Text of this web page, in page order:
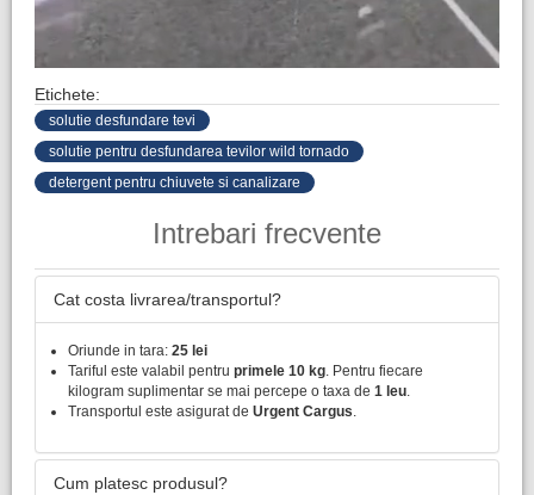
Etichete:
solutie desfundare tevi
solutie pentru desfundarea tevilor wild tornado
detergent pentru chiuvete si canalizare
Intrebari frecvente
Cat costa livrarea/transportul?
Oriunde in tara: 25 lei
Tariful este valabil pentru primele 10 kg. Pentru fiecare
kilogram suplimentar se mai percepe o taxa de 1 leu.
Transportul este asigurat de Urgent Cargus.
Cum platesc produsul?